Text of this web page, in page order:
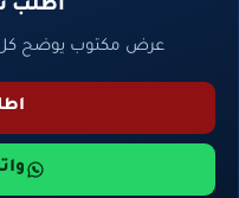
اطلب
عرض مكتوب يوضح كل